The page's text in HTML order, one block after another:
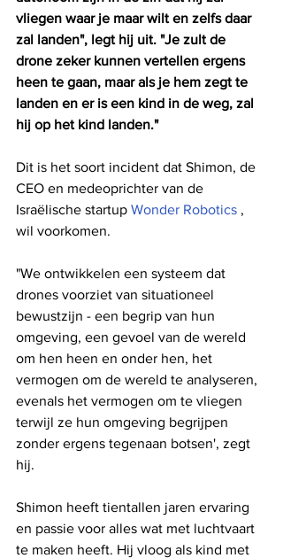
vliegen waar je maar wilt en zelfs daar
zal landen", legt hij uit. "Je zult de
drone zeker kunnen vertellen ergens
heen te gaan, maar als je hem zegt te
landen en er is een kind in de weg, zal
hij op het kind landen."
Dit is het soort incident dat Shimon, de
CEO en medeoprichter van de
Israëlische startup Wonder Robotics ,
wil voorkomen.
"We ontwikkelen een systeem dat
drones voorziet van situationeel
bewustzijn - een begrip van hun
omgeving, een gevoel van de wereld
om hen heen en onder hen, het
vermogen om de wereld te analyseren,
evenals het vermogen om te vliegen
terwijl ze hun omgeving begrijpen
zonder ergens tegenaan botsen', zegt
hij.
Shimon heeft tientallen jaren ervaring
en passie voor alles wat met luchtvaart
te maken heeft. Hij vloog als kind met